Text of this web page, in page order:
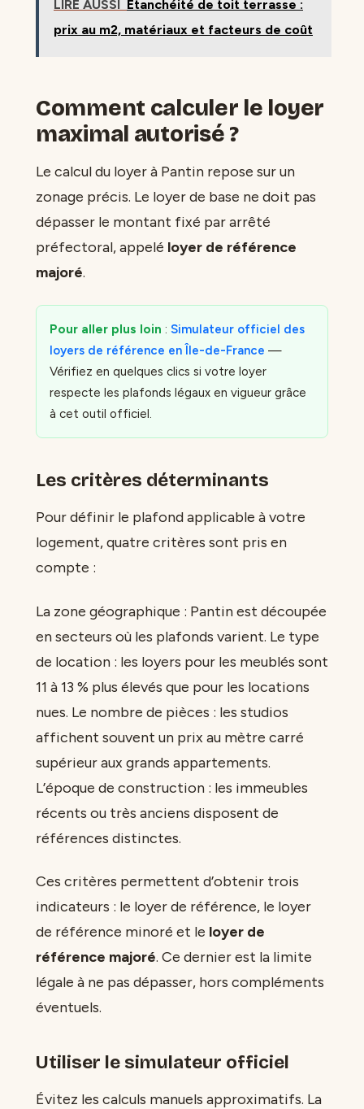
LIRE AUSSI
Étanchéité de toit terrasse :
prix au m2, matériaux et facteurs de coût
Comment calculer le loyer
maximal autorisé ?
Le calcul du loyer à Pantin repose sur un
zonage précis. Le loyer de base ne doit pas
dépasser le montant fixé par arrêté
préfectoral, appelé loyer de référence
majoré.
Pour aller plus loin : Simulateur officiel des
loyers de référence en Île-de-France —
Vérifiez en quelques clics si votre loyer
respecte les plafonds légaux en vigueur grâce
à cet outil officiel.
Les critères déterminants
Pour définir le plafond applicable à votre
logement, quatre critères sont pris en
compte :
La zone géographique : Pantin est découpée
en secteurs où les plafonds varient. Le type
de location : les loyers pour les meublés sont
11 à 13 % plus élevés que pour les locations
nues. Le nombre de pièces : les studios
affichent souvent un prix au mètre carré
supérieur aux grands appartements.
L’époque de construction : les immeubles
récents ou très anciens disposent de
références distinctes.
Ces critères permettent d’obtenir trois
indicateurs : le loyer de référence, le loyer
de référence minoré et le loyer de
référence majoré. Ce dernier est la limite
légale à ne pas dépasser, hors compléments
éventuels.
Utiliser le simulateur officiel
Évitez les calculs manuels approximatifs. La